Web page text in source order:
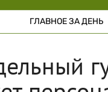
ГЛАВНОЕ ЗА ДЕНЬ